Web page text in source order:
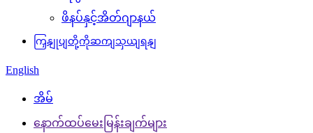
ဖိနပ်နှင့်အိတ်ဂျာနယ်
ကြှနျုပျတို့ကိုဆကျသှယျရနျ
English
အိမ်
နောက်ထပ်မေးမြန်းချက်များ